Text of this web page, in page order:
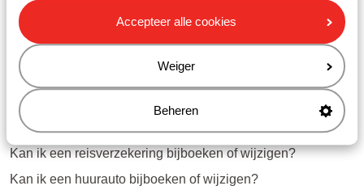
Accepteer alle cookies
Weiger
Beheren
Kan ik een (voor)naam wijzigen?
Kan ik een geboortedatum wijzigen?
Gerelateerde vragen
Kan ik ruimbagage bijboeken of wijzigen?
Kan ik een fiets bijboeken of wijzigen?
Kan ik een reisverzekering bijboeken of wijzigen?
Kan ik een huurauto bijboeken of wijzigen?